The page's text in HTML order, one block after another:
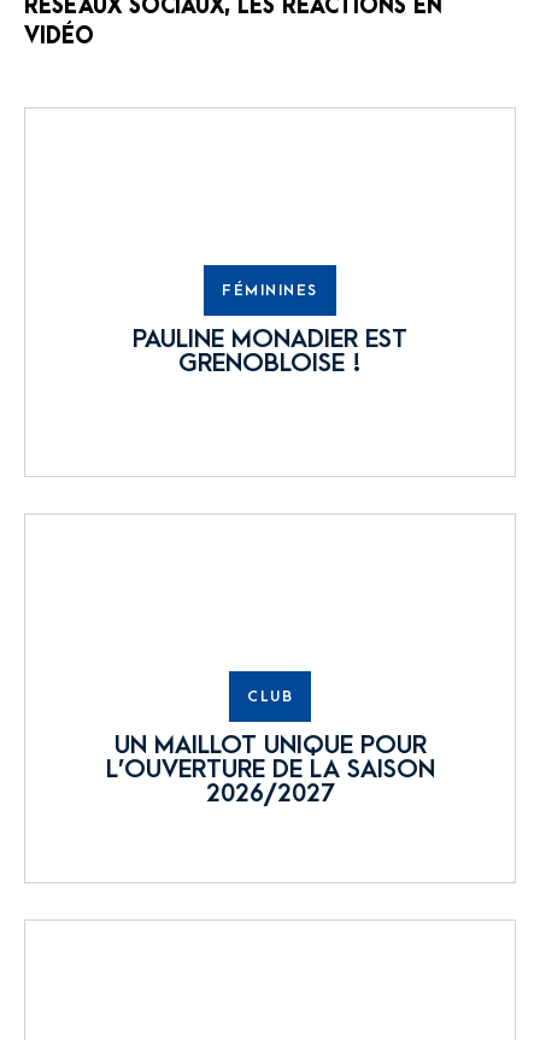
RÉSEAUX SOCIAUX, LES RÉACTIONS EN
VIDÉO
FÉMININES
PAULINE MONADIER EST
GRENOBLOISE !
CLUB
UN MAILLOT UNIQUE POUR
L’OUVERTURE DE LA SAISON
2026/2027